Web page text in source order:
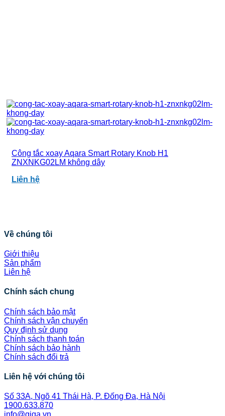
Công tắc xoay Aqara Smart Rotary Knob H1
ZNXNKG02LM không dây
Liên hệ
Về chúng tôi
Giới thiệu
Sản phẩm
Liên hệ
Chính sách chung
Chính sách bảo mật
Chính sách vận chuyển
Quy định sử dụng
Chính sách thanh toán
Chính sách bảo hành
Chính sách đổi trả
Liên hệ với chúng tôi
Số 33A, Ngõ 41 Thái Hà, P. Đống Đa, Hà Nội
1900.633.870